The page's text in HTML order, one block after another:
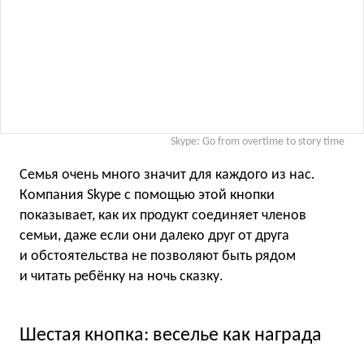
Skype: Go from overtime to story time
Семья очень много значит для каждого из нас.
Компания Skype с помощью этой кнопки
показывает, как их продукт соединяет членов
семьи, даже если они далеко друг от друга
и обстоятельства не позволяют быть рядом
и читать ребёнку на ночь сказку.
Шестая кнопка: веселье как награда